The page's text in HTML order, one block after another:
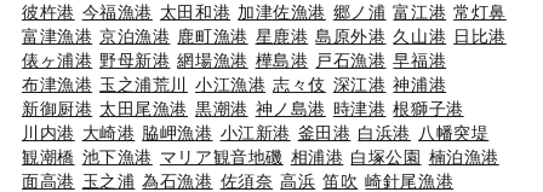
彼杵港 今福漁港 太田和港 加津佐漁港 郷ノ浦 富江港 常灯鼻
富津漁港 京泊漁港 鹿町漁港 星鹿港 島原外港 久山港 日比港
俵ヶ浦港 野母新港 網場漁港 樺島港 戸石漁港 早福港
布津漁港 玉之浦荒川 小江漁港 志々伎 深江港 神浦港
新御厨港 太田尾漁港 黒潮港 神ノ島港 時津港 根獅子港
川内港 大崎港 脇岬漁港 小江新港 釜田港 白浜港 八幡突堤
観潮橋 池下漁港 マリア観音地磯 相浦港 白塚公園 楠泊漁港
面高港 玉之浦 為石漁港 佐須奈 高浜 笛吹 崎針尾漁港